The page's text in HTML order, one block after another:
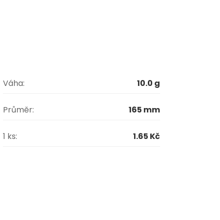
bezpečnost a reprezentativní
Váha: 10.0 g
Průměr: 165 mm
1 ks: 1.65 Kč